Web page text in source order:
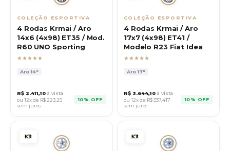
COLEÇÃO ESPORTIVA
4 Rodas Krmai / Aro
14x6 (4x98) ET35 / Mod.
R60 UNO Sporting
★★★★★
Aro14"
R$ 2.411,10 à vista
ou 12x de R$ 223,25
sem juros
10% OFF
COLEÇÃO ESPORTIVA
4 Rodas Krmai / Aro
17x7 (4x98) ET41 /
Modelo R23 Fiat Idea
★★★★★
Aro17"
R$ 3.644,10 à vista
ou 12x de R$337,417
sem juros
10% OFF